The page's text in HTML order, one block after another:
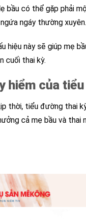
bầu có thể gặp phải
ngáy thường xuyên.
hiệu này sẽ giúp mẹ
cuối thai kỳ.
hiểm của
thời, tiểu đường thai
cả mẹ bầu và